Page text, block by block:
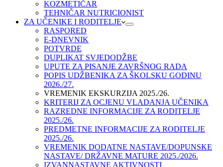
KOZMETIČAR
TEHNIČAR NUTRICIONIST
ZA UČENIKE I RODITELJE
RASPORED
E-DNEVNIK
POTVRDE
DUPLIKAT SVJEDODŽBE
UPUTE ZA PISANJE ZAVRŠNOG RADA
POPIS UDŽBENIKA ZA ŠKOLSKU GODINU
2026./27.
VREMENIK EKSKURZIJA 2025./26.
KRITERIJ ZA OCJENU VLADANJA UČENIKA
RAZREDNE INFORMACIJE ZA RODITELJE
2025./26.
PREDMETNE INFORMACIJE ZA RODITELJE
2025./26.
VREMENIK DODATNE NASTAVE/DOPUNSKE
NASTAVE/ DRŽAVNE MATURE 2025./2026.
IZVANNASTAVNE AKTIVNOSTI